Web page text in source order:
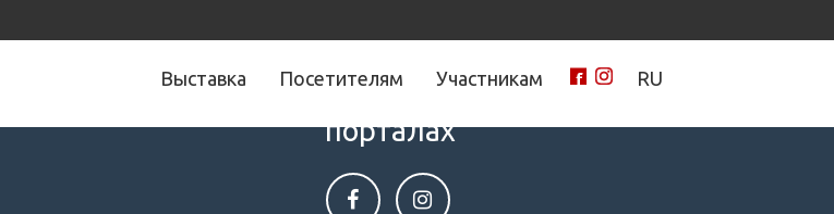
Выставка Посетителям Участникам RU
порталах